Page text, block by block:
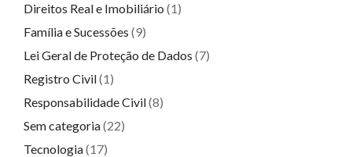
Direitos Real e Imobiliário (1)
Família e Sucessões (9)
Lei Geral de Proteção de Dados (7)
Registro Civil(1)
Responsabilidade Civil(8)
Sem categoria(22)
Tecnologia(17)